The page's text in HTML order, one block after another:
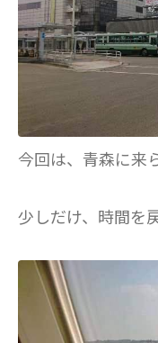
今回は、青森に来
少しだけ、時間を